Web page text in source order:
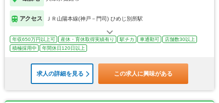
アクセス ＪＲ山陽本線(神戸－門司) ひめじ別所駅
年収650万円以上可 産休・育休取得実績有り 駅チカ 車通勤可
店舗数30以上
積極採用中
年間休日120日以上
求人の詳細を見る この求人に興味がある